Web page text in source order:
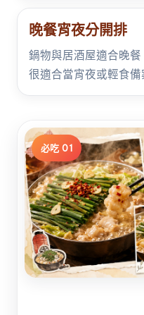
晚餐宵夜分開排
鍋物與居酒屋適合晚
很適合當宵夜或輕食備
必吃 01